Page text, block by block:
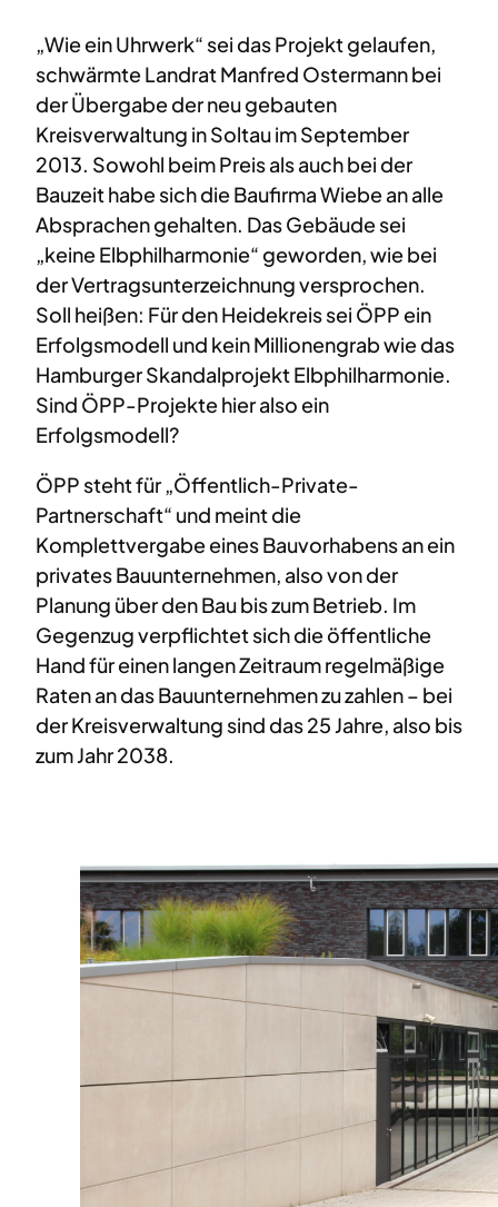
„Wie ein Uhrwerk“ sei das Projekt gelaufen,
schwärmte Landrat Manfred Ostermann bei
der Übergabe der neu gebauten
Kreisverwaltung in Soltau im September
2013. Sowohl beim Preis als auch bei der
Bauzeit habe sich die Baufirma Wiebe an alle
Absprachen gehalten. Das Gebäude sei
„keine Elbphilharmonie“ geworden, wie bei
der Vertragsunterzeichnung versprochen.
Soll heißen: Für den Heidekreis sei ÖPP ein
Erfolgsmodell und kein Millionengrab wie das
Hamburger Skandalprojekt Elbphilharmonie.
Sind ÖPP-Projekte hier also ein
Erfolgsmodell?
ÖPP steht für „Öffentlich-Private-
Partnerschaft“ und meint die
Komplettvergabe eines Bauvorhabens an ein
privates Bauunternehmen, also von der
Planung über den Bau bis zum Betrieb. Im
Gegenzug verpflichtet sich die öffentliche
Hand für einen langen Zeitraum regelmäßige
Raten an das Bauunternehmen zu zahlen – bei
der Kreisverwaltung sind das 25 Jahre, also bis
zum Jahr 2038.